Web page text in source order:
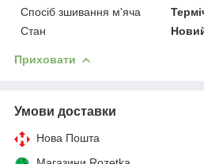
Спосіб зшивання м'яча
Стан
Приховати
Умови доставки
Нова Пошта